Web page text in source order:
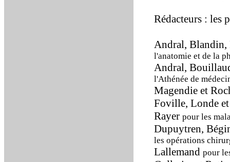
Rédacteurs : les
Andral, Blandin,
l'anatomie et de la
Andral,
l'Athénée de
Magendie et
Foville, Londe
Rayer pour les
Dupuytren,
les opérations
Lallemand pour